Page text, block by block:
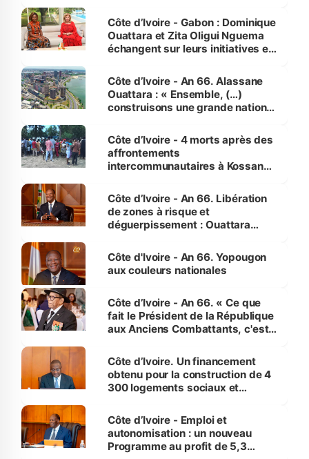
Côte d’Ivoire - Gabon : Dominique
Ouattara et Zita Oligui Nguema
échangent sur leurs initiatives en
enfants
Côte d’Ivoire - An 66. Alassane
Ouattara : « Ensemble, (…)
construisons une grande nation
générations futures »
Côte d’Ivoire - 4 morts après des
affrontements
intercommunautaires à Kossandji
milieu des sinistrés
Côte d’Ivoire - An 66. Libération
de zones à risque et
déguerpissement : Ouattara
l'Etat de droit pour préserver les
vies humaines »
Côte d'Ivoire - An 66. Yopougon
aux couleurs nationales
Côte d’Ivoire - An 66. « Ce que
fait le Président de la République
aux Anciens Combattants, c'est
Côte d’Ivoire. Un financement
obtenu pour la construction de 4
300 logements sociaux et
et Yamoussoukro
Côte d’Ivoire - Emploi et
autonomisation : un nouveau
Programme au profit de 5,3